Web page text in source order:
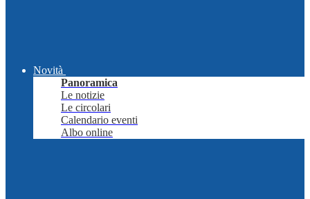
Novità
Panoramica
Le notizie
Le circolari
Calendario eventi
Albo online